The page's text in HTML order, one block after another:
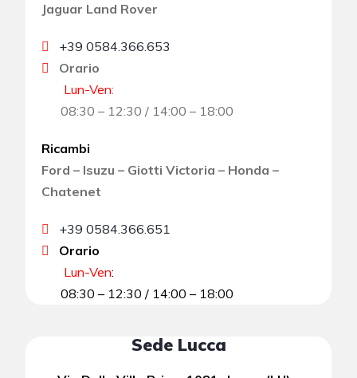
Jaguar Land Rover
+39 0584.366.653
Orario
Lun-Ven:
08:30 – 12:30 / 14:00 – 18:00
Ricambi
Ford – Isuzu – Giotti Victoria – Honda –
Chatenet
+39 0584.366.651
Orario
Lun-Ven:
08:30 – 12:30 / 14:00 – 18:00
Sede Lucca